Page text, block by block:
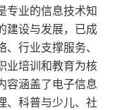
专业的信息技术知
建设与发展，已成
行业支撑服务、
业培训和教育为核
容涵盖了电子信息
、科普与少儿、社